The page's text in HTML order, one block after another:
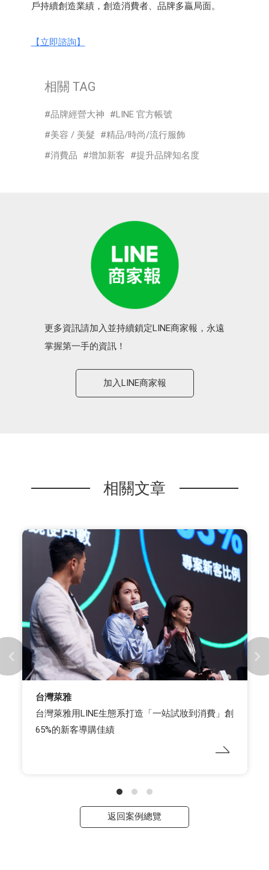
戶持續創造業績，創造消費者、品牌多贏局面。
【立即諮詢】
相關 TAG
品牌經營大神
LINE 官方帳號
美容 / 美髮
精品/時尚/流行服飾
消費品
增加新客 提升品牌知名度
更多資訊請加入並持續鎖定LINE商家報，永遠
掌握第一手的資訊！
加入LINE商家報
相關文章
台灣萊雅
台灣萊雅用LINE生態系打造「一站試妝到消費」創
65%的新客導購佳績
返回案例總覽